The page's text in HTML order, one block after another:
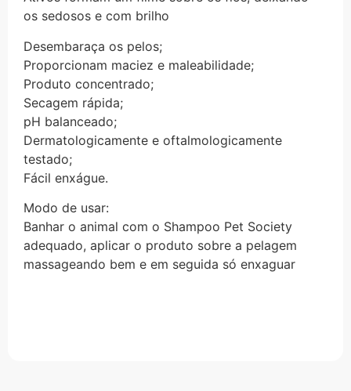
os sedosos e com brilho
Desembaraça os pelos;
Proporcionam maciez e maleabilidade;
Produto concentrado;
Secagem rápida;
pH balanceado;
Dermatologicamente e oftalmologicamente
testado;
Fácil enxágue.
Modo de usar:
Banhar o animal com o Shampoo Pet Society
adequado, aplicar o produto sobre a pelagem
massageando bem e em seguida só enxaguar